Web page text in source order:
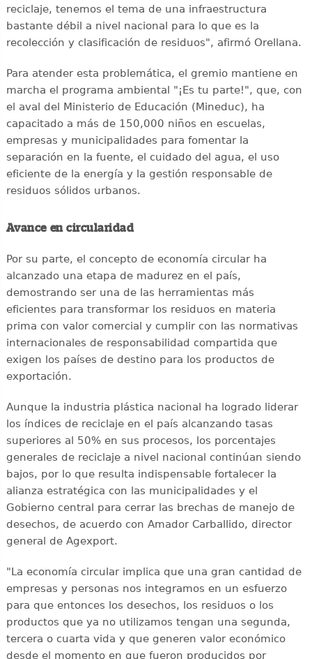
reciclaje, tenemos el tema de una infraestructura
bastante débil a nivel nacional para lo que es la
recolección y clasificación de residuos", afirmó Orellana.
Para atender esta problemática, el gremio mantiene en
marcha el programa ambiental "¡Es tu parte!", que, con
el aval del Ministerio de Educación (Mineduc), ha
capacitado a más de 150,000 niños en escuelas,
empresas y municipalidades para fomentar la
separación en la fuente, el cuidado del agua, el uso
eficiente de la energía y la gestión responsable de
residuos sólidos urbanos.
Avance en circularidad
Por su parte, el concepto de economía circular ha
alcanzado una etapa de madurez en el país,
demostrando ser una de las herramientas más
eficientes para transformar los residuos en materia
prima con valor comercial y cumplir con las normativas
internacionales de responsabilidad compartida que
exigen los países de destino para los productos de
exportación.
Aunque la industria plástica nacional ha logrado liderar
los índices de reciclaje en el país alcanzando tasas
superiores al 50% en sus procesos, los porcentajes
generales de reciclaje a nivel nacional continúan siendo
bajos, por lo que resulta indispensable fortalecer la
alianza estratégica con las municipalidades y el
Gobierno central para cerrar las brechas de manejo de
desechos, de acuerdo con Amador Carballido, director
general de Agexport.
"La economía circular implica que una gran cantidad de
empresas y personas nos integramos en un esfuerzo
para que entonces los desechos, los residuos o los
productos que ya no utilizamos tengan una segunda,
tercera o cuarta vida y que generen valor económico
desde el momento en que fueron producidos por